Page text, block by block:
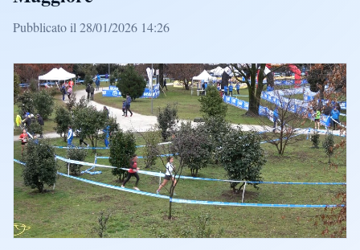
Pubblicato il 28/01/2026 14:26